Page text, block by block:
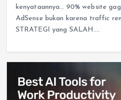
kenyataannya… 90% website
AdSense bukan karena traffic
STRATEGI yang SALAH.…